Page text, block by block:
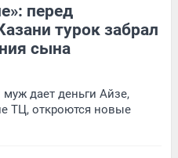
перед
турок забрал
сына
дает деньги Айзе,
ТЦ, откроются новые